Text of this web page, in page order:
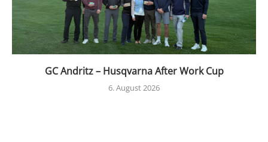
GC Andritz – Husqvarna After Work Cup
6. August 2026